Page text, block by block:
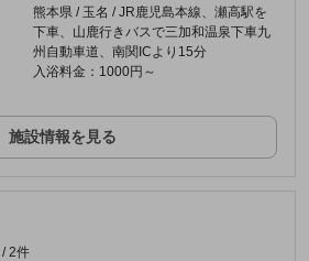
熊本県 / 玉名 / JR鹿児島本線、瀬高駅を
下車、山鹿行きバスで三加和温泉下車九
州自動車道、南関ICより15分
入浴料金：1000円～
施設情報を見る
/2件